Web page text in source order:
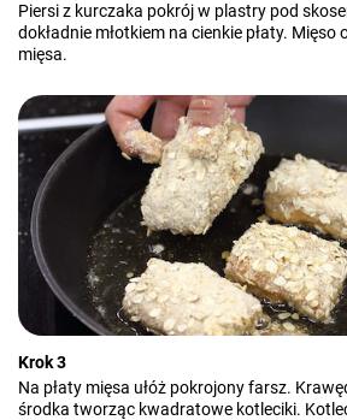
Piersi z kurczaka pokrój w plastry pod
dokładnie młotkiem na cienkie płaty.
mięsa.
Krok 3
Na płaty mięsa ułóż pokrojony farsz.
środka tworząc kwadratowe kotleciki.